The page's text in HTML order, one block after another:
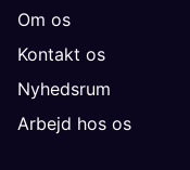
Om os
Kontakt os
Nyhedsrum
Arbejd hos os